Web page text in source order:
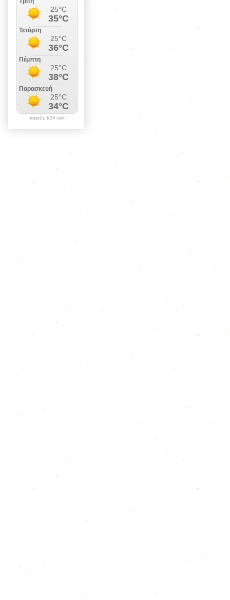
καιρός k24.net